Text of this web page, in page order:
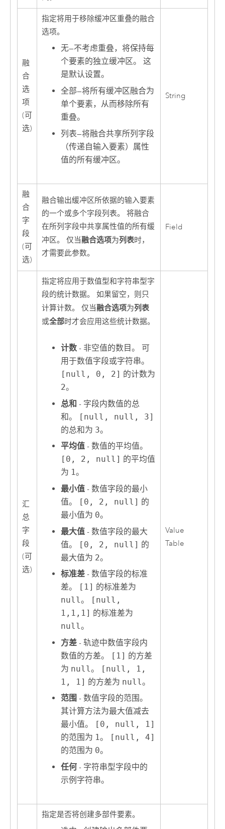
融
合
选
项
(可
选)
指定将用于移除缓冲区重叠的融合
选项。
无—不考虑重叠，将保持每
个要素的独立缓冲区。 这
是默认设置。
全部—将所有缓冲区融合为
单个要素，从而移除所有
重叠。
列表—将融合共享所列字段
（传递自输入要素）属性
值的所有缓冲区。
String
融
合
字
段
(可
选)
融合输出缓冲区所依据的输入要素
的一个或多个字段列表。 将融合
在所列字段中共享属性值的所有缓
冲区。 仅当融合选项为列表时，
才需要此参数。
Field
汇
总
字
段
(可
选)
指定将应用于数值型和字符串型字
段的统计数据。 如果留空，则只
计算计数。 仅当融合选项为列表
或全部时才会应用这些统计数据。
计数 - 非空值的数目。 可
用于数值字段或字符串。
[null, 0, 2] 的计数为
2。
总和 - 字段内数值的总
和。
[null, null, 3]
的总和为 3。
平均值 - 数值的平均值。
[0, 2, null] 的平均值
为 1。
最小值 - 数值字段的最小
值。
[0, 2, null] 的
最小值为 0。
最大值 - 数值字段的最大
值。
[0, 2, null] 的
最大值为 2。
标准差 - 数值字段的标准
差。
[1] 的标准差为
null。
[null,
1,1,1] 的标准差为
null。
方差 - 轨迹中数值字段内
数值的方差。
[1] 的方差
为 null。
[null, 1,
1, 1] 的方差为 null。
范围 - 数值字段的范围。
其计算方法为最大值减去
最小值。
[0, null, 1]
的范围为 1。 [null, 4]
的范围为 0。
任何 - 字符串型字段中的
示例字符串。
Value
Table
指定是否将创建多部件要素。